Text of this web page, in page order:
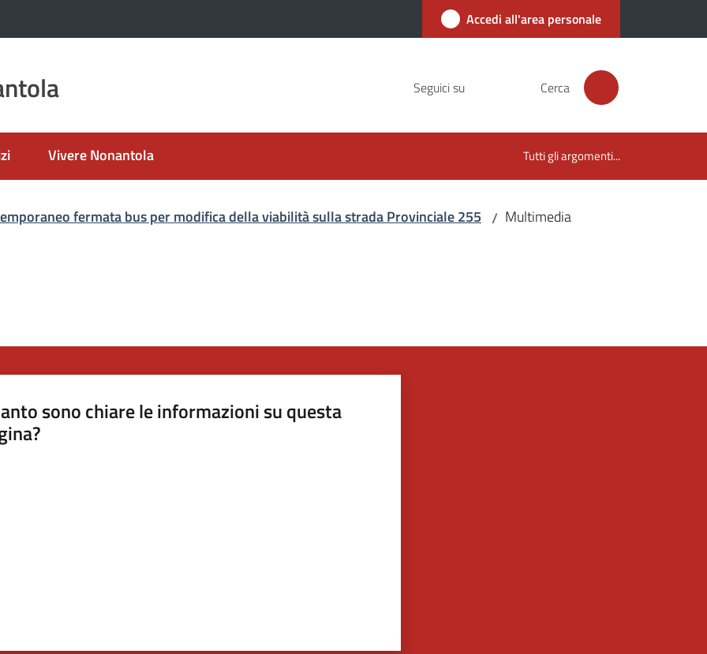
Accedi all'area personale
Seguici su Cerca
Vivere Nonantola Tutti gli argomenti...
fermata bus per modifica della viabilità sulla strada Provinciale 255 / Multimedia
sono chiare le informazioni su questa